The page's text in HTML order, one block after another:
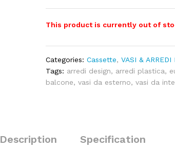
This product is currently out of
Categories:Cassette,VASI &
Tags: arredi design, arredi plastica,
balcone,vasi da esterno,vasi da
Description Specification